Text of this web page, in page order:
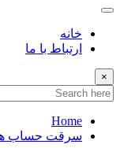
ارتباط با ما
Home
سرقت حساب های